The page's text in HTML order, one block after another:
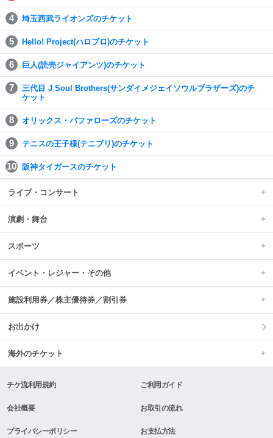
埼玉西武ライオンズのチケット
Hello! Project(ハロプロ)のチケット
巨人(読売ジャイアンツ)のチケット
三代目 J Soul Brothers(サンダイメジェイソウルブラザーズ)のチ
ケット
オリックス・バファローズのチケット
テニスの王子様(テニプリ)のチケット
阪神タイガースのチケット
ライブ・コンサート
演劇・舞台
スポーツ
イベント・レジャー・その他
施設利用券／株主優待券／割引券
お出かけ
海外のチケット
チケ流利用規約 ご利用ガイド
会社概要 お取引の流れ
プライバシーポリシー お支払方法